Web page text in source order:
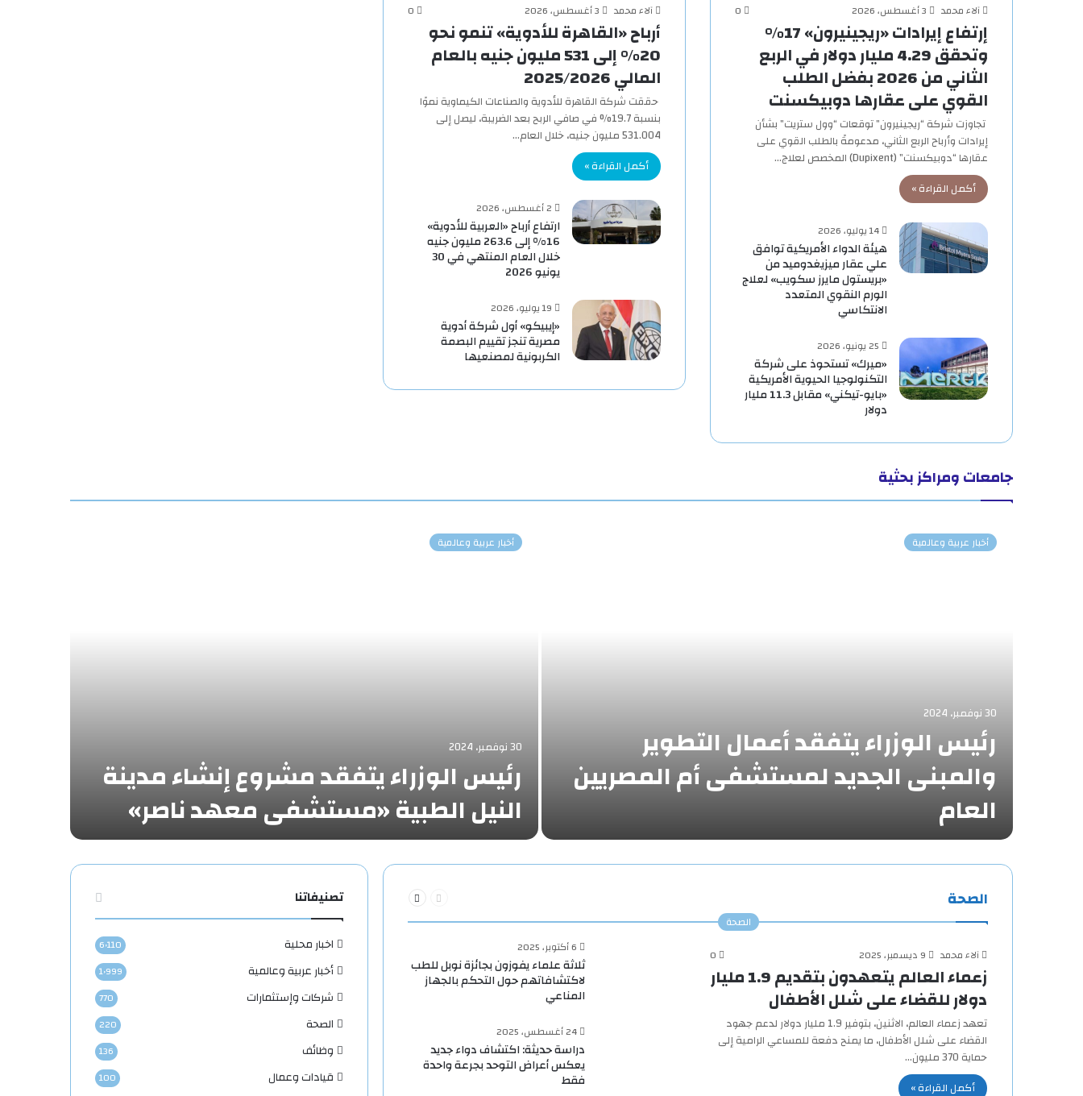
آلاء محمد
3 أغسطس، 2026 0
إرتفاع إيرادات «ريجينيرون» 17%
وتحقق 4.29 مليار دولار في الربع
الثاني من 2026 بفضل الطلب
القوي على عقارها دوبيكسنت
تجاوزت شركة “ريجينيرون” توقعات “وول ستريت” بشأن
إيرادات وأرباح الربع الثاني، مدعومةً بالطلب القوي على
عقارها “دوبيكسنت” (Dupixent) المخصص لعلاج…
أكمل القراءة »
14 يوليو، 2026
هيئة الدواء الأمريكية توافق
علي عقار ميزيغدوميد من
«بريستول مايرز سكويب» لعلاج
الورم النقوي المتعدد
الانتكاسي
25 يونيو، 2026
«ميرك» تستحوذ على شركة
التكنولوجيا الحيوية الأمريكية
«بايو-تيكني» مقابل 11.3 مليار
دولار
آلاء محمد
3 أغسطس، 2026 0
أرباح «القاهرة للأدوية» تنمو نحو
20% إلى 531 مليون جنيه بالعام
المالي 2025/2026
حققت شركة القاهرة للأدوية والصناعات الكيماوية نموًا
بنسبة 19.7% في صافي الربح بعد الضريبة، ليصل إلى
531.004 مليون جنيه، خلال العام…
أكمل القراءة »
2 أغسطس، 2026
ارتفاع أرباح «العربية للأدوية»
16% إلى 263.6 مليون جنيه
خلال العام المنتهي في 30
يونيو 2026
19 يوليو، 2026
«إيبيكو» أول شركة أدوية
مصرية تنجز تقييم البصمة
الكربونية لمصنعيها
جامعات ومراكز بحثية
أخبار عربية وعالمية
30 نوفمبر، 2024
رئيس الوزراء يتفقد أعمال التطوير
والمبنى الجديد لمستشفى أم المصريين
العام
أخبار عربية وعالمية
30 نوفمبر، 2024
رئيس الوزراء يتفقد مشروع إنشاء مدينة
النيل الطبية «مستشفى معهد ناصر»
الصحة
الصفحة
الصحة
آلاء محمد
9 ديسمبر، 2025 0
زعماء العالم يتعهدون بتقديم 1.9 مليار
دولار للقضاء على شلل الأطفال
تعهد زعماء العالم، الاثنين، بتوفير 1.9 مليار دولار لدعم جهود
القضاء على شلل الأطفال، ما يمنح دفعة للمساعي الرامية إلى
حماية 370 مليون…
أكمل القراءة »
6 أكتوبر، 2025
ثلاثة علماء يفوزون بجائزة نوبل للطب
لاكتشافاتهم حول التحكم بالجهاز
المناعي
24 أغسطس، 2025
دراسة حديثة: اكتشاف دواء جديد
يعكس أعراض التوحد بجرعة واحدة
فقط
تصنيفاتنا
اخبار محلية 6٬110
أخبار عربية وعالمية 1٬999
شركات وإستثمارات 770
الصحة 220
وظائف 136
قيادات وعمال 100